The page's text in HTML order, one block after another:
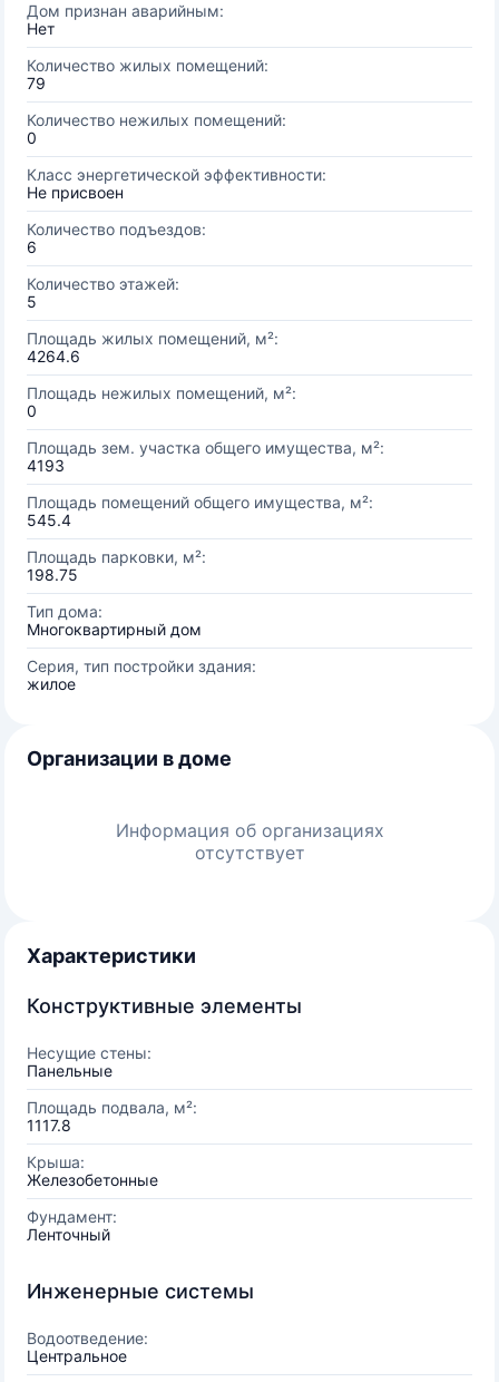
Дом признан аварийным:
Нет
Количество жилых помещений:
79
Количество нежилых помещений:
0
Класс энергетической эффективности:
Не присвоен
Количество подъездов:
6
Количество этажей:
5
Площадь жилых помещений, м²:
4264.6
Площадь нежилых помещений, м²:
0
Площадь зем. участка общего имущества, м²:
4193
Площадь помещений общего имущества, м²:
545.4
Площадь парковки, м²:
198.75
Тип дома:
Многоквартирный дом
Серия, тип постройки здания:
жилое
Организации в доме
Информация об организациях
отсутствует
Характеристики
Конструктивные элементы
Несущие стены:
Панельные
Площадь подвала, м²:
1117.8
Крыша:
Железобетонные
Фундамент:
Ленточный
Инженерные системы
Водоотведение:
Центральное